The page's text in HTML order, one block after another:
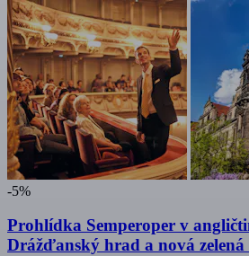
-5%
Prohlídka Semperoper v
Drážďanský hrad a nová zelená